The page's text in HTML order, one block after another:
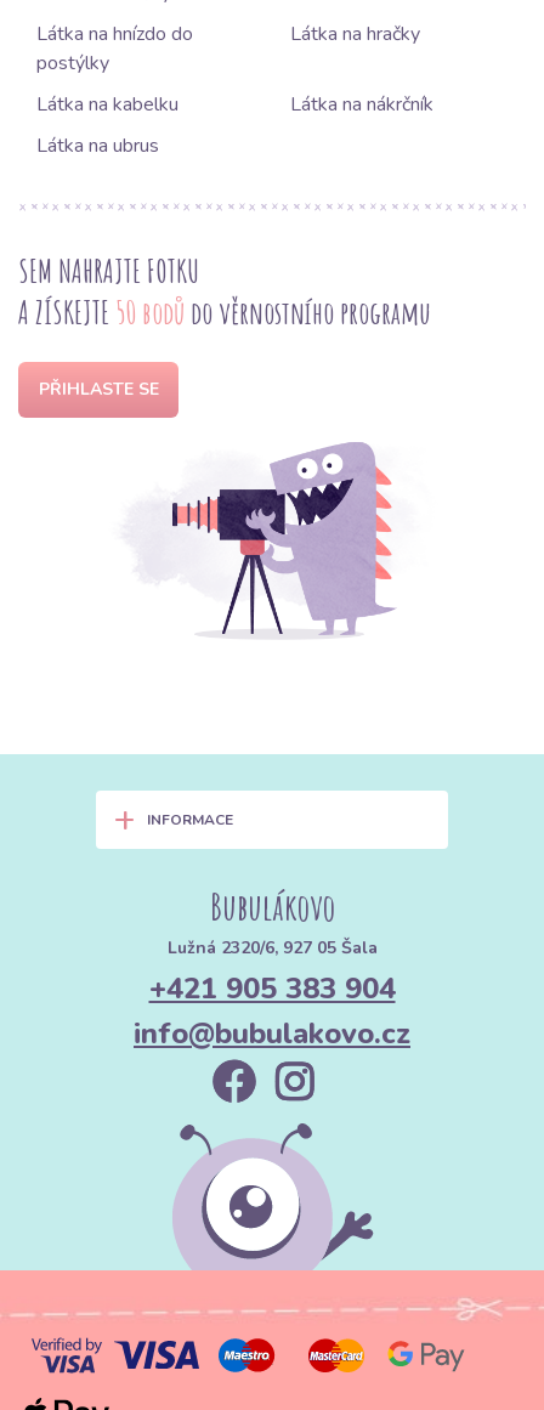
Látka na hnízdo do
postýlky
Látka na hračky
Látka na kabelku
Látka na nákrčník
Látka na ubrus
SEM NAHRAJTE FOTKU
A ZÍSKEJTE 50 bodů do věrnostního programu
PŘIHLASTE SE
+ INFORMACE
Bubulákovo
Lužná 2320/6, 927 05 Šala
+421 905 383 904
info@bubulakovo.cz